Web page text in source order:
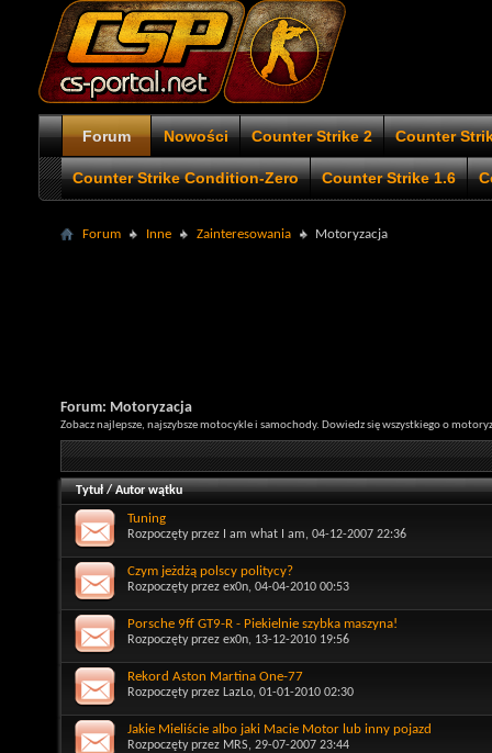
Forum Nowości Counter Strike 2 Counter
Counter Strike Condition-Zero Counter Strike 1.6
Forum Inne Zainteresowania Motoryzacja
Forum: Motoryzacja
Zobacz najlepsze, najszybsze motocykle i samochody. Dowiedz się wszystkiego o
Tytuł/Autor wątku
Tuning
Rozpoczęty przez I am what I am, 04-12-2007 22:36
Czym jeżdżą polscy politycy?
Rozpoczęty przez ex0n, 04-04-2010 00:53
Porsche 9ff GT9-R - Piekielnie szybka maszyna!
Rozpoczęty przez ex0n, 13-12-2010 19:56
Rekord Aston Martina One-77
Rozpoczęty przez LazLo, 01-01-2010 02:30
Jakie Mieliście albo jaki Macie Motor lub inny pojazd
Rozpoczęty przez MRS, 29-07-2007 23:44